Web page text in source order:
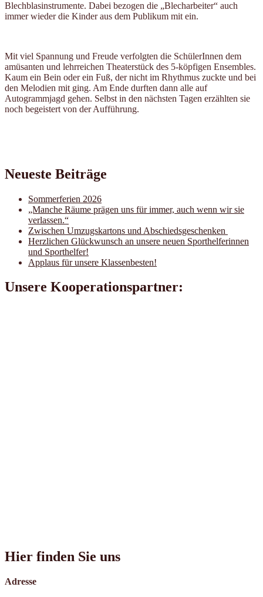
Blechblasinstrumente. Dabei bezogen die „Blecharbeiter“ auch
immer wieder die Kinder aus dem Publikum mit ein.
Mit viel Spannung und Freude verfolgten die SchülerInnen dem
amüsanten und lehrreichen Theaterstück des 5-köpfigen Ensembles.
Kaum ein Bein oder ein Fuß, der nicht im Rhythmus zuckte und bei
den Melodien mit ging. Am Ende durften dann alle auf
Autogrammjagd gehen. Selbst in den nächsten Tagen erzählten sie
noch begeistert von der Aufführung.
Neueste Beiträge
Sommerferien 2026
„Manche Räume prägen uns für immer, auch wenn wir sie
verlassen.“
Zwischen Umzugskartons und Abschiedsgeschenken
Herzlichen Glückwunsch an unsere neuen Sporthelferinnen
und Sporthelfer!
Applaus für unsere Klassenbesten!
Unsere Kooperationspartner:
Hier finden Sie uns
Adresse